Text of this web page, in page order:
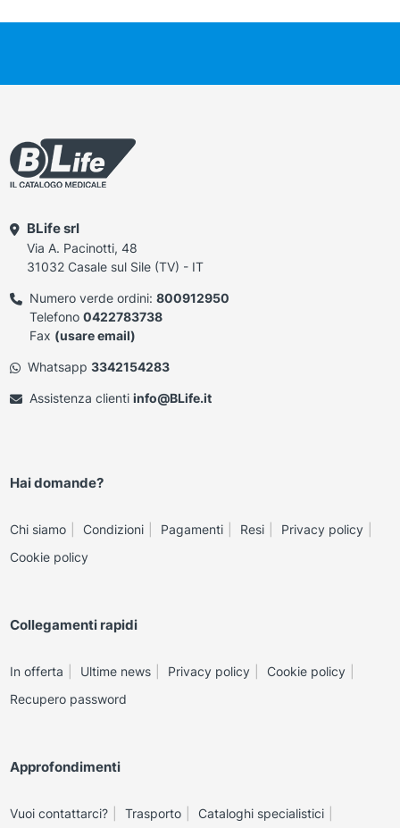
BLife srl
Via A. Pacinotti, 48
31032 Casale sul Sile (TV) - IT
Numero verde ordini: 800912950
Telefono 0422783738
Fax (usare email)
Whatsapp 3342154283
Assistenza clienti info@BLife.it
Hai domande?
Chi siamo Condizioni Pagamenti Resi
Privacy policy
Cookie policy
Collegamenti rapidi
In offerta Ultime news Privacy policy
Cookie policy
Recupero password
Approfondimenti
Vuoi contattarci? Trasporto Cataloghi specialistici